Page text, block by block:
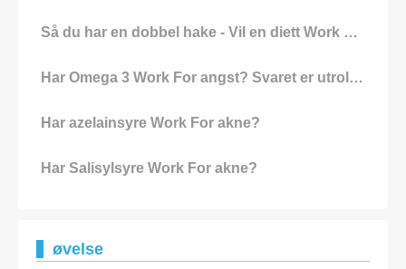
Så du har en dobbel hake - Vil en diett Work For You
Har Omega 3 Work For angst? Svaret er utrolig Ja!
Har azelainsyre Work For akne?
Har Salisylsyre Work For akne?
øvelse